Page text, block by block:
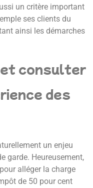
un critère important
ses clients du
ainsi les démarches
consulter
des
un enjeu
garde. Heureusement,
alléger la charge
de 50 pour cent